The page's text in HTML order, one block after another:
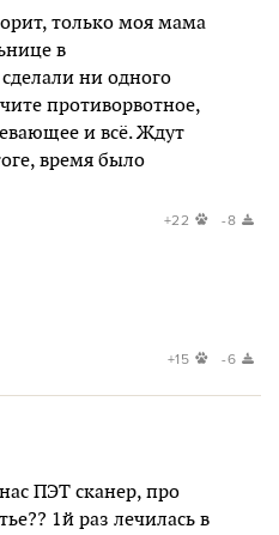
только моя мама
в
ни одного
противорвотное,
и всё. Ждут
время было
+22 -8
+15 -6
ПЭТ сканер, про
1й раз лечилась в